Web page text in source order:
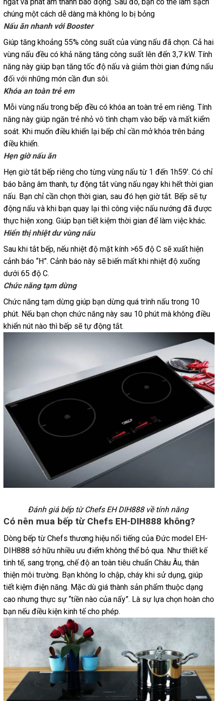
chúng một cách dễ dàng mà không lo bị bỏng
Nấu ăn nhanh với Booster
Giúp tăng khoảng 55% công suất của vùng nấu đã chọn. Cả hai
vùng nấu đều có khả năng tăng công suất lên đến 3,7 kW. Tính
năng này giúp bạn tăng tốc độ nấu và giảm thời gian đứng nấu
đối với những món cần đun sôi.
Khóa an toàn trẻ em
Mỗi vùng nấu trong bếp đều có khóa an toàn trẻ em riêng. Tính
năng này giúp ngăn trẻ nhỏ vô tình chạm vào bếp và mất kiểm
soát. Khi muốn điều khiển lại bếp chỉ cần mở khóa trên bảng
điều khiển.
Hẹn giờ nấu ăn
Hẹn giờ tắt bếp riêng cho từng vùng nấu từ 1 đến 1h59′. Có chỉ
báo bằng âm thanh, tự động tắt vùng nấu ngay khi hết thời gian
nấu. Bạn chỉ cần chọn thời gian, sau đó hẹn giờ tắt. Bếp sẽ tự
động nấu và khi bạn quay lại thì công việc nấu nướng đã được
thực hiện xong. Giúp bạn tiết kiệm thời gian để làm việc khác.
Hiển thị nhiệt dư vùng nấu
Sau khi tắt bếp, nếu nhiệt độ mặt kính >65 độ C sẽ xuất hiện
cảnh báo “H”. Cảnh báo này sẽ biến mất khi nhiệt độ xuống
dưới 65 độ C.
Chức năng tạm dừng
Chức năng tạm dừng giúp bạn dừng quá trình nấu trong 10
phút. Nếu bạn chọn chức năng này sau 10 phút mà không điều
khiển nút nào thì bếp sẽ tự động tắt.
Đánh giá bếp từ Chefs EH DIH888 về tính năng
Có nên mua bếp từ Chefs EH-DIH888 không?
Dòng bếp từ Chefs thương hiệu nổi tiếng của Đức model EH-
DIH888 sở hữu nhiều ưu điểm không thể bỏ qua. Như thiết kế
tinh tế, sang trọng, chế độ an toàn tiêu chuẩn Châu Âu, thân
thiện môi trường. Bạn không lo chập, cháy khi sử dụng, giúp
tiết kiệm điện năng. Mặc dù giá thành sản phẩm thuộc dạng
cao nhưng thực sự “tiền nào của nấy”. Là sự lựa chọn hoàn cho
bạn nếu điều kiện kinh tế cho phép.